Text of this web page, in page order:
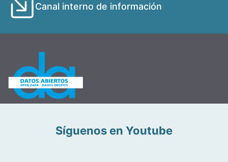
Canal interno de información
Síguenos en Youtube